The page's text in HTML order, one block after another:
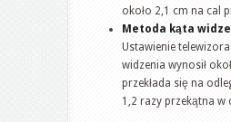
około 2,1 cm na cal
Metoda kąta
Ustawienie
widzenia wynosił
przekłada się na
1,2 razy przekątna w